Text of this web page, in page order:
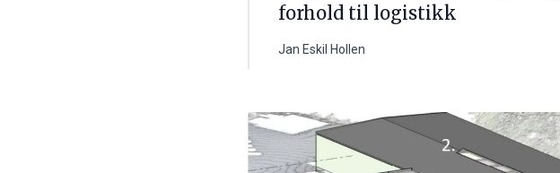
forhold til logistikk
Jan Eskil Hollen